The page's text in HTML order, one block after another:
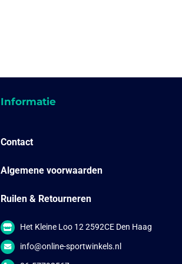
Informatie
Contact
Algemene voorwaarden
Ruilen & Retourneren
Het Kleine Loo 12 2592CE Den Haag
info@online-sportwinkels.nl